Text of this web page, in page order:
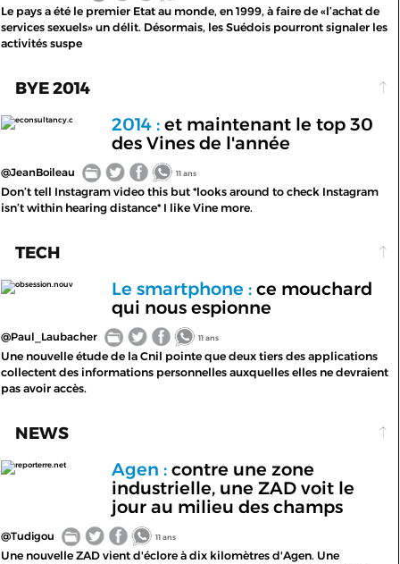
Le pays a été le premier Etat au monde, en 1999, à faire de «l’achat de
services sexuels» un délit. Désormais, les Suédois pourront signaler les
activités suspe
BYE 2014
econsultancy.c 2014 :et maintenant le top 30
des Vines de l'année
@JeanBoileau 11 ans
Don’t tell Instagram video this but *looks around to check Instagram
isn’t within hearing distance* I like Vine more.
TECH
obsession.nouv Le smartphone :ce mouchard
qui nous espionne
@Paul_Laubacher 11 ans
Une nouvelle étude de la Cnil pointe que deux tiers des applications
collectent des informations personnelles auxquelles elles ne devraient
pas avoir accès.
NEWS
reporterre.net Agen :contre une zone
industrielle, une ZAD voit le
jour au milieu des champs
@Tudigou 11 ans
Une nouvelle ZAD vient d'éclore à dix kilomètres d'Agen. Une